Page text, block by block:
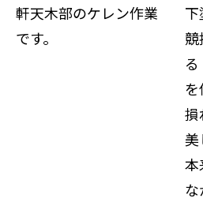
軒天木部のケレン作業
です。
損
美
本